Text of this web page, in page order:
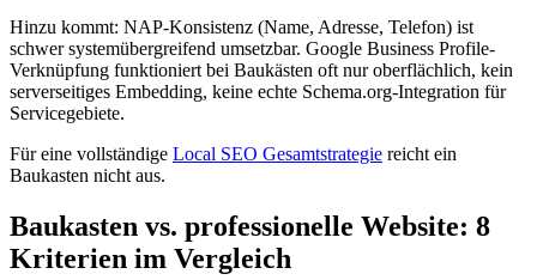
Hinzu kommt: NAP-Konsistenz (Name, Adresse, Telefon) ist
schwer systemübergreifend umsetzbar. Google Business Profile-
Verknüpfung funktioniert bei Baukästen oft nur oberflächlich, kein
serverseitiges Embedding, keine echte Schema.org-Integration für
Servicegebiete.
Für eine vollständige Local SEO Gesamtstrategie reicht ein
Baukasten nicht aus.
Baukasten vs. professionelle Website: 8
Kriterien im Vergleich